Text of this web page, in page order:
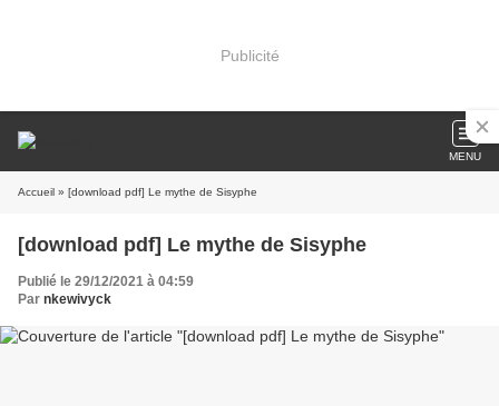
Publicité
MENU
Accueil » [download pdf] Le mythe de Sisyphe
[download pdf] Le mythe de Sisyphe
Publié le 29/12/2021 à 04:59
Par nkewivyck